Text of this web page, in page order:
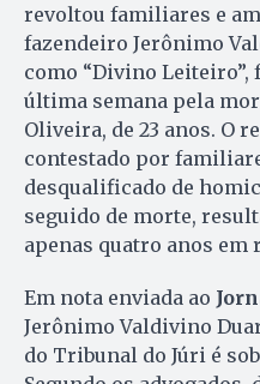
revoltou familiares e
fazendeiro Jerônimo
como “Divino
última semana pela
Oliveira, de 23 anos. O
contestado por
desqualificado de
seguido de morte,
apenas quatro anos em
Em nota enviada ao
Jerônimo Valdivino
do Tribunal do Júri é